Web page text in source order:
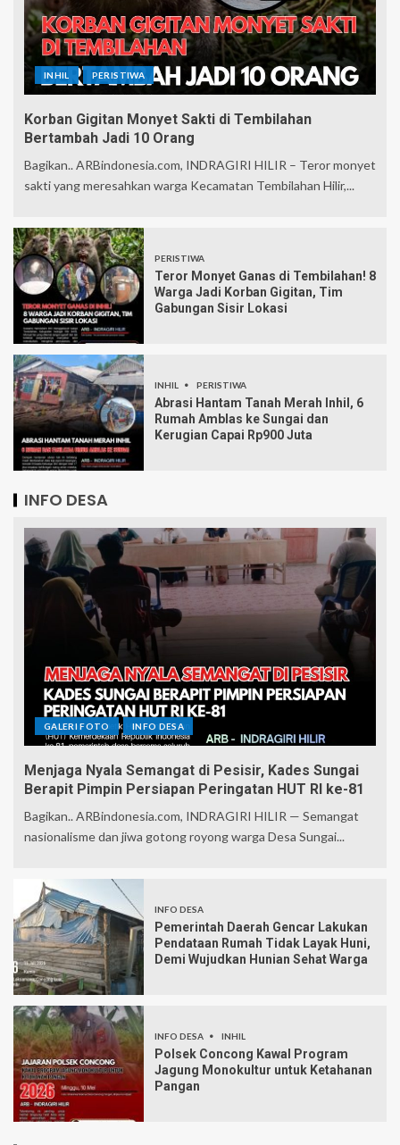
INHIL PERISTIWA
Korban Gigitan Monyet Sakti di Tembilahan
Bertambah Jadi 10 Orang
Bagikan.. ARBindonesia.com, INDRAGIRI HILIR – Teror monyet
sakti yang meresahkan warga Kecamatan Tembilahan Hilir,...
PERISTIWA
Teror Monyet Ganas di Tembilahan! 8
Warga Jadi Korban Gigitan, Tim
Gabungan Sisir Lokasi
INHIL PERISTIWA
Abrasi Hantam Tanah Merah Inhil, 6
Rumah Amblas ke Sungai dan
Kerugian Capai Rp900 Juta
INFO DESA
GALERI FOTO INFO DESA
Menjaga Nyala Semangat di Pesisir, Kades Sungai
Berapit Pimpin Persiapan Peringatan HUT RI ke-81
Bagikan.. ARBindonesia.com, INDRAGIRI HILIR — Semangat
nasionalisme dan jiwa gotong royong warga Desa Sungai...
INFO DESA
Pemerintah Daerah Gencar Lakukan
Pendataan Rumah Tidak Layak Huni,
Demi Wujudkan Hunian Sehat Warga
INFO DESA INHIL
Polsek Concong Kawal Program
Jagung Monokultur untuk Ketahanan
Pangan